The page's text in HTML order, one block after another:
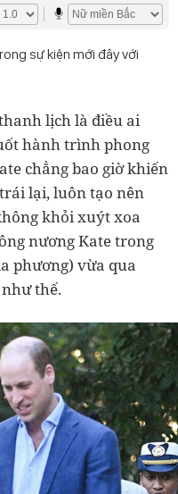
sự kiện mới đây với
lịch là điều ai
hành trình phong
chẳng bao giờ khiến
lại, luôn tạo nên
khỏi xuýt xoa
nương Kate trong
phương) vừa qua
thế.